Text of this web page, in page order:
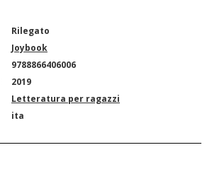
Rilegato
Joybook
9788866406006
2019
Letteratura per ragazzi
ita